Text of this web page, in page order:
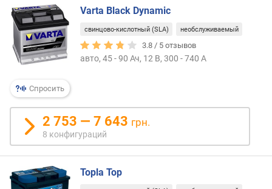
о
к
E
N
(
д
л
и
н
а
(
м
Спросить
Varta Black Dynamic
свинцово-кислотный (SLA) необслуживаемый
3.8 / 5 отзывов
авто, 45 - 90 Ач, 12 В, 300 - 740 А
2 753 — 7 643 грн.
8 конфигураций
Topla Top